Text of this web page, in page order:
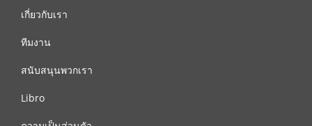
เกี่ยวกับเรา
ทีมงาน
สนับสนุนพวกเรา
Libro